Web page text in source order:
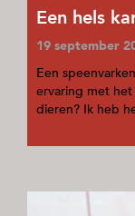
Een hels
19 september
Een
ervaring met
dieren? Ik heb